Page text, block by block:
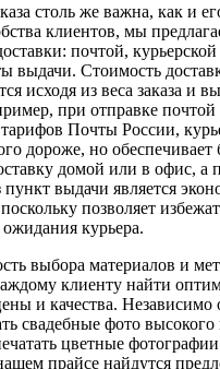
столь же важна, как и
клиентов, мы
почтой,
выдачи. Стоимость
исходя из веса заказа и
при отправке почтой
тарифов Почты России,
дороже, но
домой или в офис, а
пункт выдачи является
позволяет
курьера.
выбора материалов и
клиенту найти
и качества. Независимо
свадебные фото высокого
цветные
прайсе найдутся